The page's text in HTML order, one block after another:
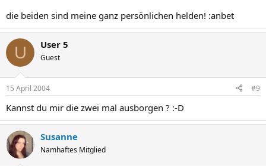
die beiden sind meine ganz persönlichen helden! :anbet
U User 5
Guest
15 April 2004 #9
Kannst du mir die zwei mal ausborgen ? :-D
Susanne
Namhaftes Mitglied